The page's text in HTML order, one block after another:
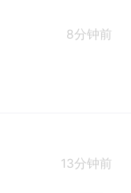
8分钟前
13分钟前